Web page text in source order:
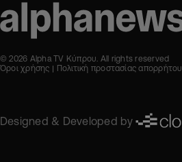
© 2026 Alpha TV Κύπρου. All rights reserved
Όροι χρήσης
Πολιτική προστασίας απορρήτου
Designed & Developed by